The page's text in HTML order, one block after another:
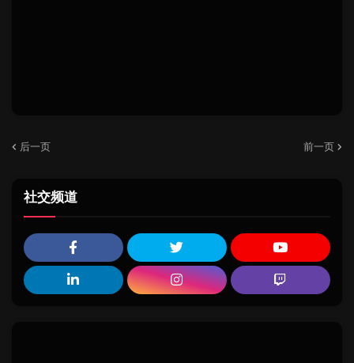
后一页 前一页
社交频道